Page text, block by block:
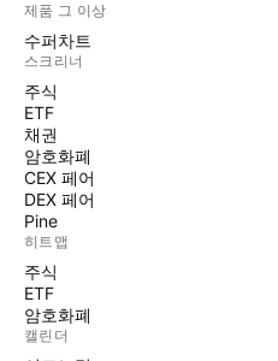
제품 그 이상
수퍼차트
스크리너
주식
ETF
채권
암호화폐
CEX 페어
DEX 페어
Pine
히트맵
주식
ETF
암호화폐
캘린더